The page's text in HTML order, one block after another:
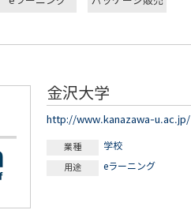
金沢大学
http://www.kanazawa-u.ac.jp/
業種 学校
用途 eラーニング